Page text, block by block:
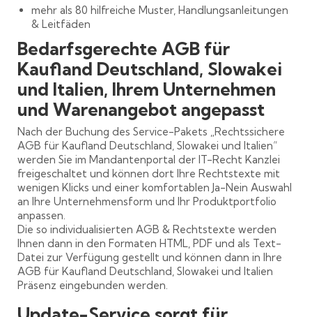
mehr als 80 hilfreiche Muster, Handlungsanleitungen
& Leitfäden
Bedarfsgerechte AGB für
Kaufland Deutschland, Slowakei
und Italien, Ihrem Unternehmen
und Warenangebot angepasst
Nach der Buchung des Service-Pakets „Rechtssichere
AGB für Kaufland Deutschland, Slowakei und Italien“
werden Sie im Mandantenportal der IT-Recht Kanzlei
freigeschaltet und können dort Ihre Rechtstexte mit
wenigen Klicks und einer komfortablen Ja-Nein Auswahl
an Ihre Unternehmensform und Ihr Produktportfolio
anpassen.
Die so individualisierten AGB & Rechtstexte werden
Ihnen dann in den Formaten HTML, PDF und als Text-
Datei zur Verfügung gestellt und können dann in Ihre
AGB für Kaufland Deutschland, Slowakei und Italien
Präsenz eingebunden werden.